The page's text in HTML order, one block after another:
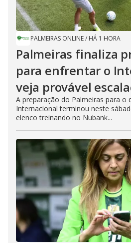
PALMEIRAS ONLINE/ HÁ 1 HORA
Palmeiras finaliza
para enfrentar o
veja provável
A preparação do Palmeiras para o
Internacional terminou neste
elenco treinando no Nubank...